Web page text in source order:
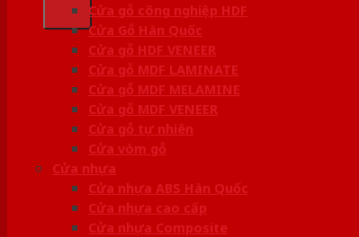
Cửa gỗ công nghiệp HDF
Cửa Gỗ Hàn Quốc
Cửa gỗ HDF VENEER
Cửa gỗ MDF LAMINATE
Cửa gỗ MDF MELAMINE
Cửa gỗ MDF VENEER
Cửa gỗ tự nhiên
Cửa vòm gỗ
Cửa nhựa
Cửa nhựa ABS Hàn Quốc
Cửa nhựa cao cấp
Cửa nhựa Composite